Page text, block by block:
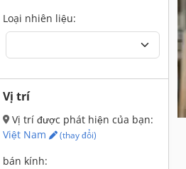
Loại nhiên liệu:
Vị trí
Vị trí được phát hiện của bạn:
Việt Nam
(thay đổi)
bán kính: